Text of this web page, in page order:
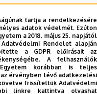
tartja a rendelkezésére
adatok védelmét. Ezúton
a 2018. május 25. napjától
Rendelet alapján
a GDPR előírásait az
A felhasználók
korábban is teljes
érvényben lévő adatkezelési
frissítettük Adatvédelmi
linkre kattintva olvashat